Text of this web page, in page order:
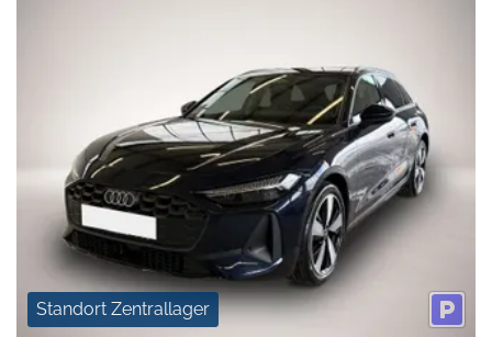
Standort Zentrallager